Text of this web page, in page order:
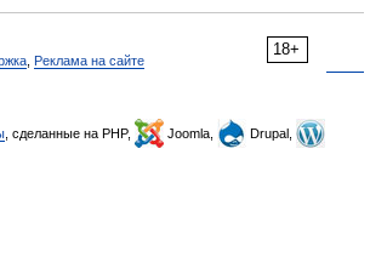
18+
Реклама на сайте
, сделанные на PHP, Joomla,
Drupal,